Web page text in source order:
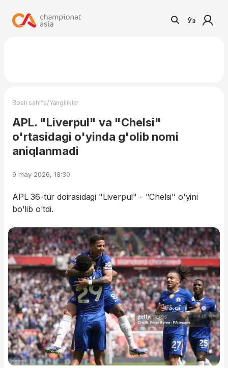
Ўз
Bosh sahifa/Yangiliklar
APL. "Liverpul" va "Chelsi"
o'rtasidagi o'yinda g'olib nomi
aniqlanmadi
9 may 2026, 18:30
APL 36-tur doirasidagi "Liverpul" - "Chelsi" o'yini
bo'lib o'tdi.